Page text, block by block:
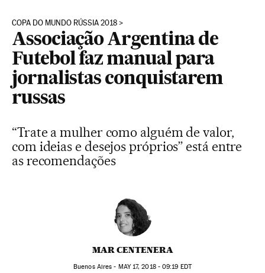
COPA DO MUNDO RÚSSIA 2018
Associação Argentina de
Futebol faz manual para
jornalistas conquistarem
russas
“Trate a mulher como alguém de valor,
com ideias e desejos próprios” está entre
as recomendações
MAR CENTENERA
Buenos Aires - MAY17, 2018 - 09:19 EDT